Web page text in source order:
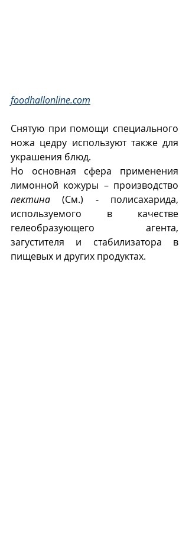
foodhallonline.com
Снятую при помощи специального
ножа цедру используют также для
украшения блюд.
Но основная сфера применения
пектина (См.) - полисахарида,
используемого в качестве
гелеобразующего агента,
загустителя и стабилизатора в
пищевых и других продуктах.